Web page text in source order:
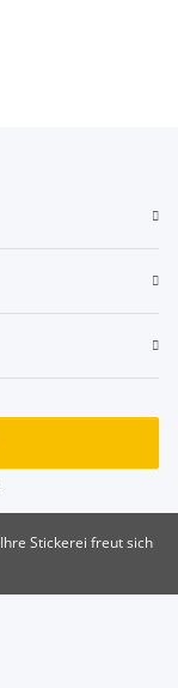
Ihre Stickerei freut sich